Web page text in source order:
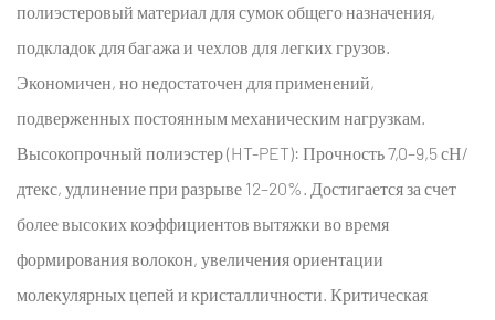
Технология
нанесения
покрытий
для
Оксфордский
with
PU
Coating
полиэстеровый материал для сумок общего назначения,
подкладок для багажа и чехлов для легких грузов.
Экономичен, но недостаточен для применений,
подверженных постоянным механическим нагрузкам.
Высокопрочный полиэстер (HT-PET): Прочность 7,0–9,5 сН/
дтекс, удлинение при разрыве 12–20%. Достигается за счет
более высоких коэффициентов вытяжки во время
формирования волокон, увеличения ориентации
молекулярных цепей и кристалличности. Критическая